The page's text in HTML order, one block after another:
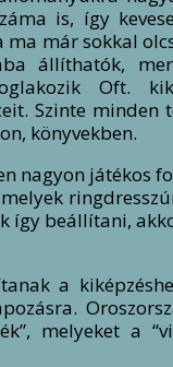
is, így
ma már sokkal
állíthatók,
Oft.
Szinte minden
könyvekben.
nagyon játékos
így beállítani,
a
melyeket a